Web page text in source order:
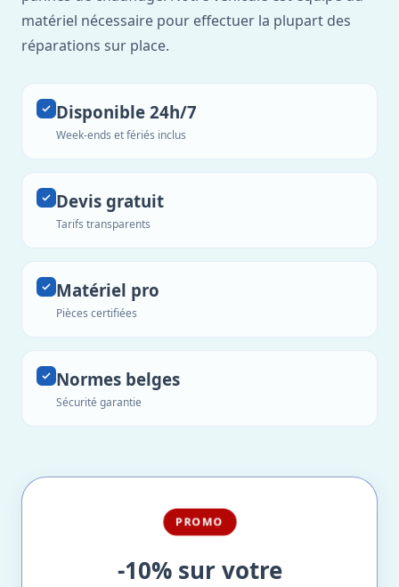
matériel nécessaire pour effectuer la plupart des
réparations sur place.
Disponible 24h/7
Week-ends et fériés inclus
Devis gratuit
Tarifs transparents
Matériel pro
Pièces certifiées
Normes belges
Sécurité garantie
PROMO
-10% sur votre